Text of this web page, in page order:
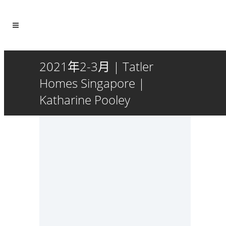
2021年2-3月 | Tatler
Homes Singapore |
Katharine Pooley